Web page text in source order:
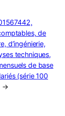
de
d’ingénierie,
techniques,
de base
(série 100
→